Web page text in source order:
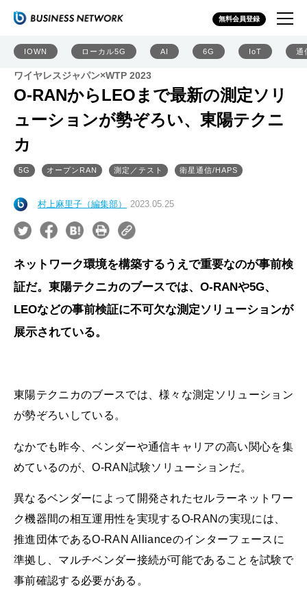
無料会員登録
IOWN ローカル5G AI 6G IoT 通
ワイヤレスジャパン×WTP 2023
O-RANからLEOまで最新の測定ソリ
ューションが勢ぞろい、東陽テクニ
カ
5G オープンRAN 測定／テスト 衛星通信/HAPS
村上麻里子（編集部） 2023.05.25
ネットワーク環境を構築するうえで重要なのが事前検
証だ。東陽テクニカのブースでは、O-RANや5G、
LEOなどの事前検証に不可欠な測定ソリューションが
展示されている。
東陽テクニカのブースでは、様々な測定ソリューション
が勢ぞろいしている。
なかでも昨今、ベンダーや通信キャリアの高い関心を集
めているのが、O-RAN試験ソリューションだ。
異なるベンダーによって開発されたセルラーネットワー
ク機器間の相互運用性を実現するO-RANの実現には、
推進団体であるO-RAN Allianceのインターフェースに
準拠し、マルチベンダー接続が可能であることを試験で
事前確認する必要がある。